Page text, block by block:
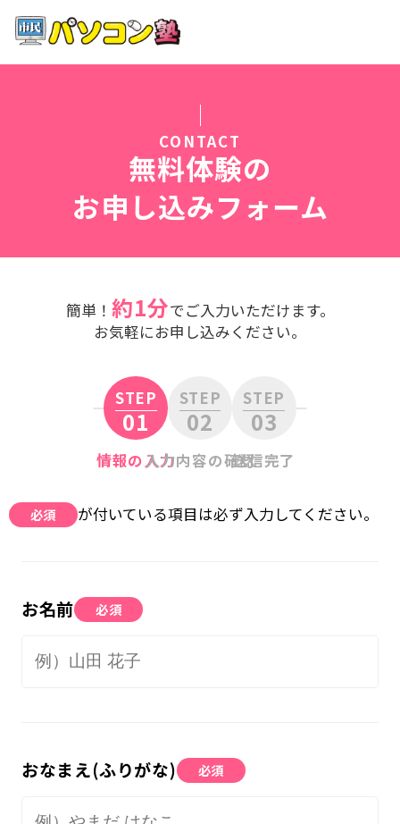
ホーム
教室案内
よくある質問
無料体験に申し込む
0120-868-003
CONTACT
無料体験の
お申し込みフォーム
簡単！ 約1分でご入力いただけます。
お気軽にお申し込みください。
STEP
01
情報の入力
STEP
02
入力内容の確認
STEP
03
送信完了
必須 が付いている項目は必ず入力してください。
お名前 必須
おなまえ(ふりがな) 必須